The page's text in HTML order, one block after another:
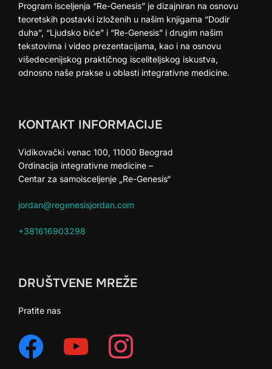
Program isceljenja “Re-Genesis” je dizajniran na osnovu
teoretskih postavki izloženih u našim knjigama “Dodir
duha”, “Ljudsko biće” i “Re-Genesis” i drugim našim
tekstovima i video prezentacijama, kao i na osnovu
višedecenijskog praktičnog isceliteljskog iskustva,
odnosno naše prakse u oblasti integrativne medicine.
KONTAKT INFORMACIJE
Vidikovački venac 100, 11000 Beograd
Ordinacija integrativne medicine –
Centar za samoisceljenje „Re-Genesis“
jordan@regenesisjordan.com
+381616903298
DRUŠTVENE MREŽE
Pratite nas
facebook instagram